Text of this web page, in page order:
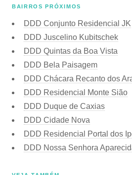
BAIRROS PRÓXIMOS
DDD Conjunto Residencial JK
DDD Juscelino Kubitschek
DDD Quintas da Boa Vista
DDD Bela Paisagem
DDD Chácara Recanto dos
DDD Residencial Monte Sião
DDD Duque de Caxias
DDD Cidade Nova
DDD Residencial Portal dos
DDD Nossa Senhora